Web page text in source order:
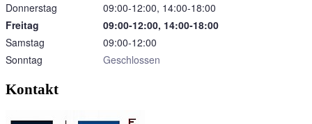
Donnerstag
09:00‑12:00, 14:00‑18:00
Freitag
09:00‑12:00, 14:00‑18:00
Samstag
09:00‑12:00
Sonntag
Geschlossen
Kontakt